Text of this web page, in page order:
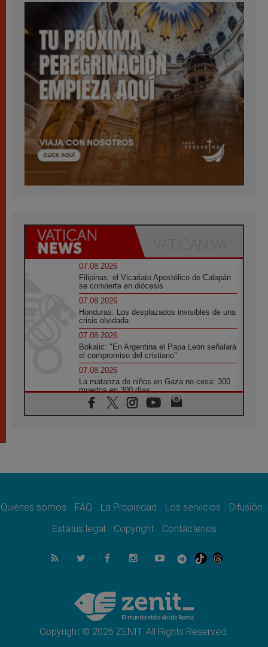
07.08.2026
Filipinas: el Vicariato Apostólico de Calapán
se convierte en diócesis
07.08.2026
Honduras: Los desplazados invisibles de una
crisis olvidada
07.08.2026
Bokalic: "En Argentina el Papa León señalará
el compromiso del cristiano"
07.08.2026
La matanza de niños en Gaza no cesa: 300
muertos en 300 días
07.08.2026
Tagle: La guerra desfigura el mundo, solo la
como misión al servicio del Evangelio
SIGNIS 2026, dar voz a las religiosas en el
07.08.2026
Lanzan un proyecto de empoderamiento
Programa oficial del Viaje Apostólico del
Papa León XIV a Francia
Quiénes somos FAQ La Propiedad Los servicios
Difusión
Estatus legal
Copyright Contáctenos
Copyright © 2026 ZENIT. All Rights Reserved.